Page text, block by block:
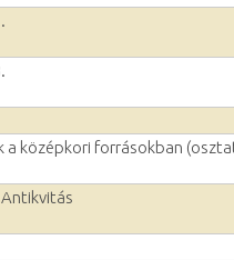
a középkori forrásokban